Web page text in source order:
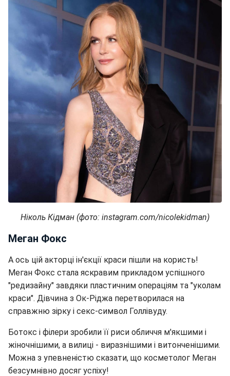
Ніколь Кідман (фото: instagram.com/nicolekidman)
Меган Фокс
А ось цій акторці ін'єкції краси пішли на користь!
Меган Фокс стала яскравим прикладом успішного
"редизайну" завдяки пластичним операціям та "уколам
краси". Дівчина з Ок-Ріджа перетворилася на
справжню зірку і секс-символ Голлівуду.
Ботокс і філери зробили її риси обличчя м'якшими і
жіночнішими, а вилиці - виразнішими і витонченішими.
Можна з упевненістю сказати, що косметолог Меган
безсумнівно досяг успіху!